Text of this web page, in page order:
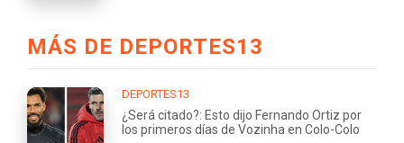
MÁS DE DEPORTES13
DEPORTES13
¿Será citado?: Esto dijo Fernando Ortiz por
los primeros días de Vozinha en Colo-Colo